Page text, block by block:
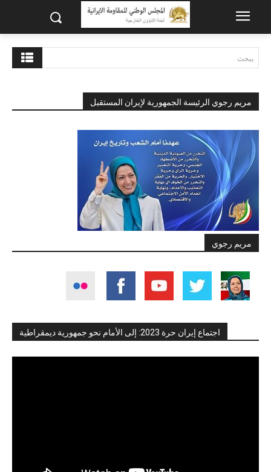
يبحث
مريم رجوي الرئيسة الجمهورية لإيران المستقبل
مريم رجوي
اجتماع إيران حرة 2023: إلى الأمام نحو جمهورية ديمقراطية